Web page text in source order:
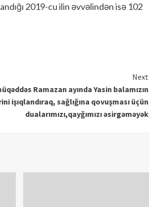
2019-cu ilin əvvəlindən isə 102
Next
Ramazan ayında Yasin balamızın
işıqlandıraq, sağlığına qovuşması üçün
dualarımızı,qayğımızı əsirgəməyək